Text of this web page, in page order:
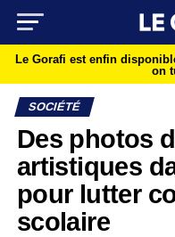
Le Gorafi est enfin
on
SOCIÉTÉ
Des photos
artistiques
pour lutter
scolaire